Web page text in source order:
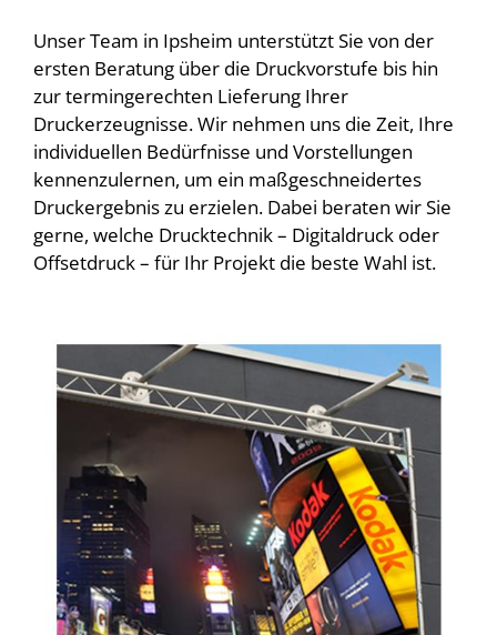
Unser Team in Ipsheim unterstützt Sie von der
ersten Beratung über die Druckvorstufe bis hin
zur termingerechten Lieferung Ihrer
Druckerzeugnisse. Wir nehmen uns die Zeit, Ihre
individuellen Bedürfnisse und Vorstellungen
kennenzulernen, um ein maßgeschneidertes
Druckergebnis zu erzielen. Dabei beraten wir Sie
gerne, welche Drucktechnik – Digitaldruck oder
Offsetdruck – für Ihr Projekt die beste Wahl ist.